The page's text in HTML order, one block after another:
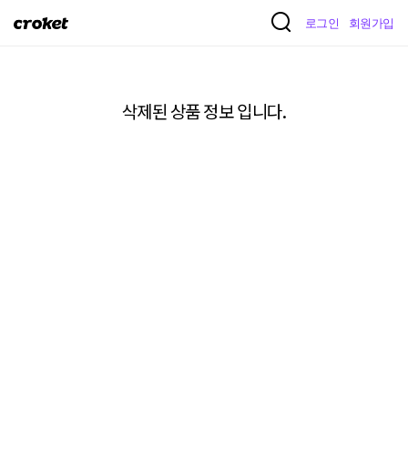
크
로그인 회원가입
삭제된 상품 정보 입니다.